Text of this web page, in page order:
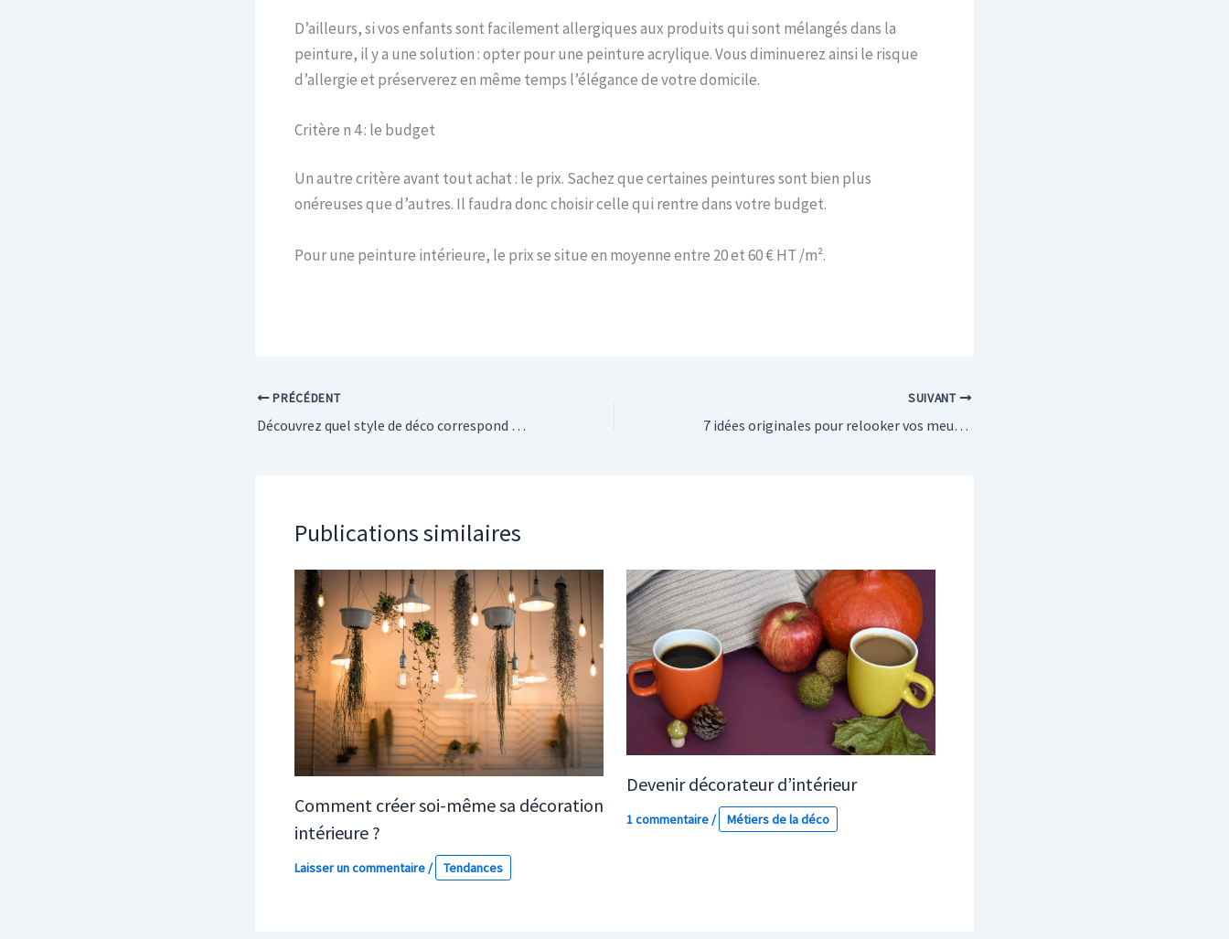
D’ailleurs, si vos enfants sont facilement allergiques aux produits qui sont mélangés dans la
peinture, il y a une solution : opter pour une peinture acrylique. Vous diminuerez ainsi le risque
d’allergie et préserverez en même temps l’élégance de votre domicile.
Critère n 4 : le budget
Un autre critère avant tout achat : le prix. Sachez que certaines peintures sont bien plus
onéreuses que d’autres. Il faudra donc choisir celle qui rentre dans votre budget.
Pour une peinture intérieure, le prix se situe en moyenne entre 20 et 60 € HT /m².
PRÉCÉDENT
Découvrez quel style de déco correspond le mieux à votre personnalité
SUIVANT
7 idées originales pour relooker vos meubles anciens
Publications similaires
Comment créer soi-même sa décoration
intérieure ?
Laisser un commentaire/ Tendances
Devenir décorateur d’intérieur
1 commentaire/ Métiers de la déco